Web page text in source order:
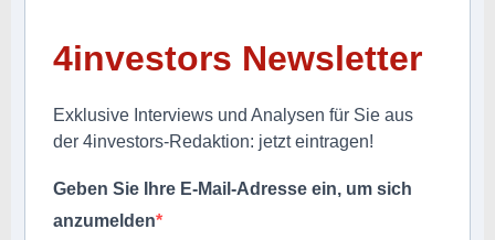
4investors Newsletter
Exklusive Interviews und Analysen für Sie aus
der 4investors-Redaktion: jetzt eintragen!
Geben Sie Ihre E-Mail-Adresse ein, um sich
anzumelden